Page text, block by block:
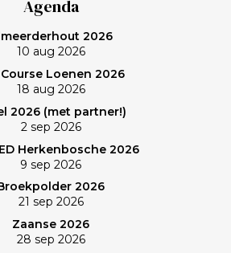
niets; heerlijk’, zo maakt Frank de
gedaan en laten, dus. Maar de
en de waanzinnige slagen van
lang bijblijven. Topgast, topdag!
Agenda
2026
10 aug 2026
Loenen 2026
18 aug 2026
2026 (met partner!)
2 sep 2026
Herkenbosche 2026
9 sep 2026
2026
21 sep 2026
Zaanse 2026
28 sep 2026